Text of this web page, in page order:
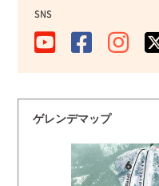
SNS
ゲレンデマップ